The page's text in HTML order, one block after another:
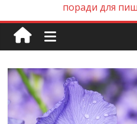
поради для